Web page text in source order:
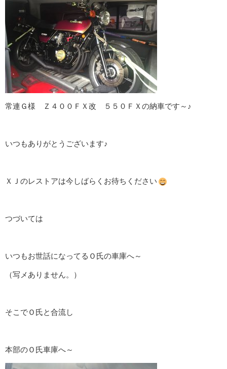
常連Ｇ様 Ｚ４００ＦＸ改 ５５０ＦＸの納車です～♪
いつもありがとうございます♪
ＸＪのレストアは今しばらくお待ちください
つづいては
いつもお世話になってるＯ氏の車庫へ～
（写メありません。）
そこでＯ氏と合流し
本部のＯ氏車庫へ～